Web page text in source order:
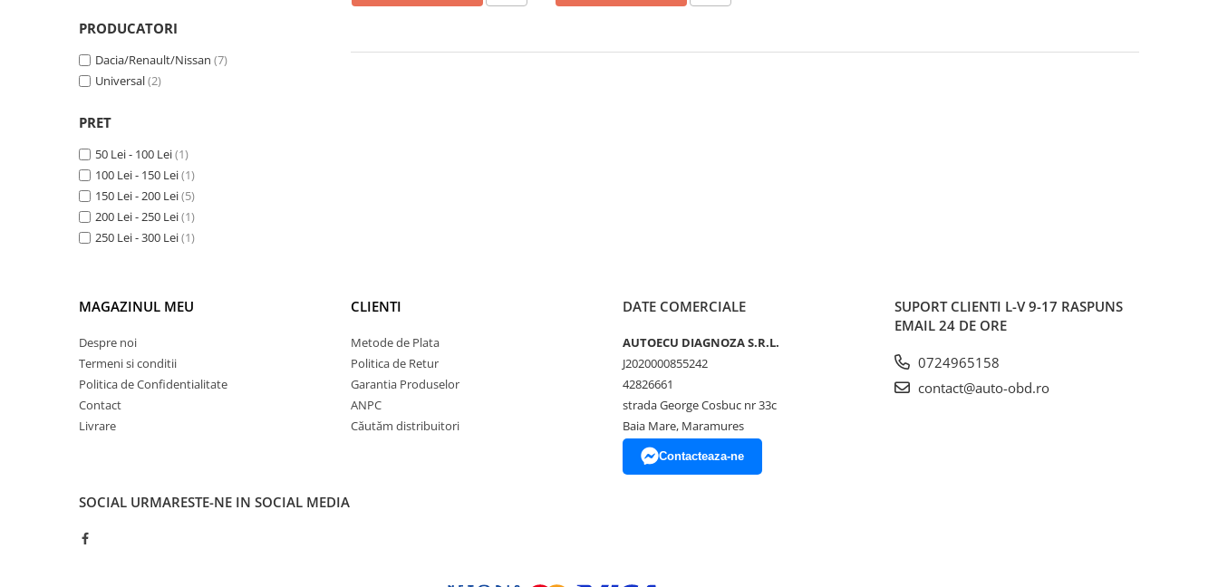
Leduri SMD
SGW gateway
PRODUCATORI
Dacia/Renault/Nissan (7)
Universal(2)
PRET
50 Lei - 100 Lei(1)
100 Lei - 150 Lei(1)
150 Lei - 200 Lei(5)
200 Lei - 250 Lei(1)
250 Lei - 300 Lei(1)
MAGAZINUL MEU
Despre noi
Termeni si conditii
Politica de Confidentialitate
Contact
Livrare
CLIENTI
Metode de Plata
Politica de Retur
Garantia Produselor
ANPC
Căutăm distribuitori
DATE COMERCIALE
AUTOECU DIAGNOZA S.R.L.
J2020000855242
42826661
strada George Cosbuc nr 33c
Baia Mare, Maramures
Contacteaza-ne
SUPORT CLIENTI L-V 9-17 RASPUNS
EMAIL 24 DE ORE
0724965158
contact@auto-obd.ro
SOCIAL URMARESTE-NE IN SOCIAL MEDIA